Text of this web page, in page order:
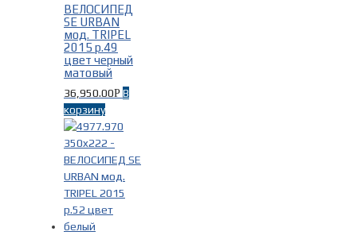
ВЕЛОСИПЕД
SE URBAN
мод. TRIPEL
2015 р.49
цвет черный
матовый
36,950.00Р В
корзину